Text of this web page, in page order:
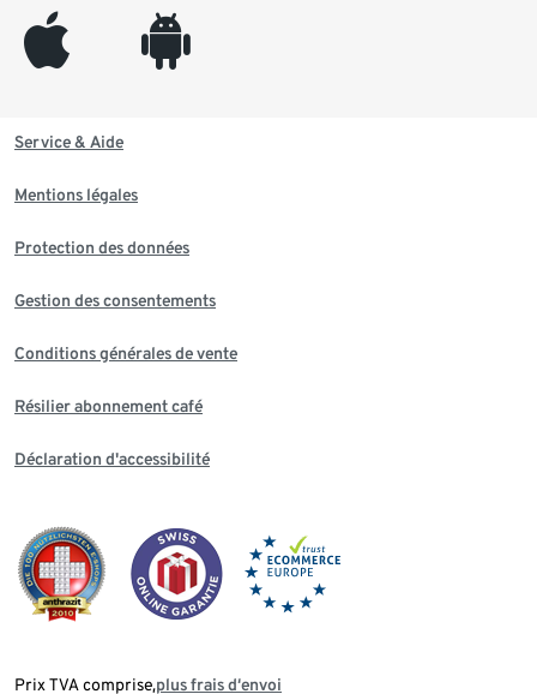
appleinc android
Service & Aide
Mentions légales
Protection des données
Gestion des consentements
Conditions générales de vente
Résilier abonnement café
Déclaration d'accessibilité
Prix TVA comprise,plus frais d‘envoi